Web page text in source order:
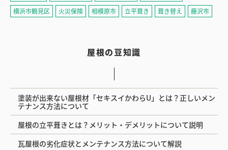
横浜市鶴見区
火災保険 相模原市 立平葺き 葺き替え 藤沢市
屋根の豆知識
塗装が出来ない屋根材「セキスイかわらU」とは？正しいメン
テナンス方法について
屋根の立平葺きとは？メリット・デメリットについて説明
瓦屋根の劣化症状とメンテナンス方法について解説